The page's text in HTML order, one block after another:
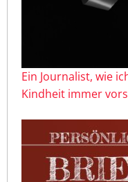
Ein Journalist, wie
Kindheit immer